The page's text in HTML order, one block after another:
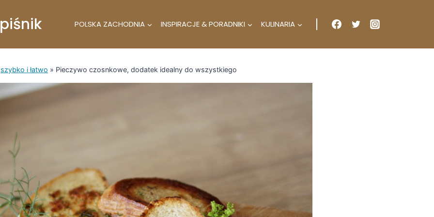
POLSKA ZACHODNIA INSPIRACJE & PORADNIKI KULINARIA
szybko i łatwo » Pieczywo czosnkowe, dodatek idealny do wszystkiego